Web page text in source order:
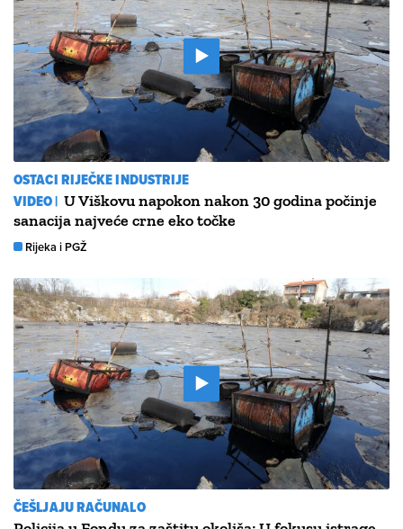
OSTACI RIJEČKE INDUSTRIJE
VIDEO | U Viškovu napokon nakon 30 godina počinje
sanacija najveće crne eko točke
Rijeka i PGŽ
ČEŠLJAJU RAČUNALO